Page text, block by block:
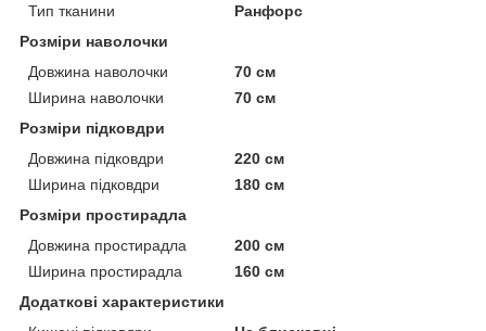
Тип тканини
Ранфорс
Розміри наволочки
Довжина наволочки
70 см
Ширина наволочки
70 см
Розміри підковдри
Довжина підковдри
220 см
Ширина підковдри
180 см
Розміри простирадла
Довжина простирадла
200 см
Ширина простирадла
160 см
Додаткові характеристики